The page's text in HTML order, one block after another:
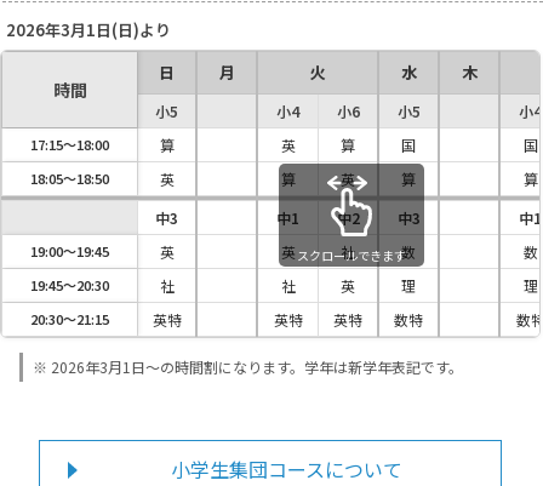
2026年3月1日(日)より
時間
日 月 火 水 木
小5 小4 小6 小5 小4
17:15〜18:00 算 英 算 国 国
18:05〜18:50 英 算 英 算
算
中3
中1 中2 中3 中1
19:00〜19:45 英 英 社 数 数
19:45〜20:30 社 社 英 理 理
20:30〜21:15 英特 英特 英特 数特 数
スクロールできます
※ 2026年3月1日～の時間割になります。学年は新学年表記です。
小学生集団コースについて